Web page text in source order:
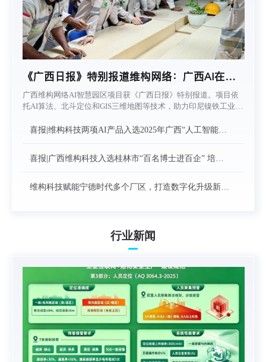
《广西日报》特别报道维构网络：广西AI在印
尼当“向导”
广西维构网络AI智慧园区项目获《广西日报》特别报道。项目依
托AI算法、北斗定位和GIS三维地图等技术，助力印尼镍铁工业园
盟市场的创新成果。
喜报|维构科技两项AI产品入选2025年广西“人工智能
喜报|广西维构科技入选桂林市“百名博士进百企” 培育
维构科技赋能宁德时代多个厂区，打造数字化升级新标
行业新闻